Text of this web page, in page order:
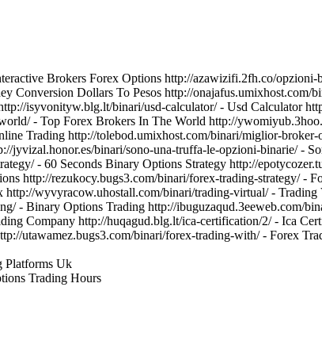
Brokers Forex Options http://azawizifi.2fh.co/
Conversion Dollars To Pesos http://
isyvonityw.blg.lt/binari/usd-calculator/ - Usd
- Top Forex Brokers In The World http://
Trading http://tolebod.umixhost.com/binari/miglior-
binari/sono-una-truffa-le-opzioni-binarie/ -
- 60 Seconds Binary Options Strategy http://
http://rezukocy.bugs3.com/binari/forex-trading-strategy/
wyvyracow.uhostall.com/binari/trading-virtual/ -
- Binary Options Trading http://
Company http://huqagud.blg.lt/ica-certification/2/ - Ica
utawamez.bugs3.com/binari/forex-trading-with/ - Forex
Platforms Uk
Trading Hours